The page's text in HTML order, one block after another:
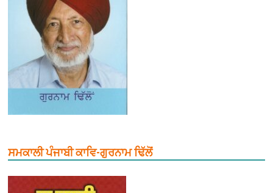
ਸਮਕਾਲੀ ਪੰਜਾਬੀ ਕਾਵਿ-ਗੁਰਨਾਮ ਢਿੱਲੋਂ